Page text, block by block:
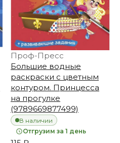
Проф-Пресс
Большие водные
раскраски с цветным
контуром. Принцесса
на прогулке
(9789669877499)
В наличии
Отгрузим за 1 день